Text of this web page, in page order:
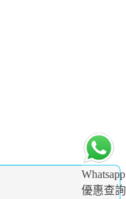
Whatsapp
優惠查詢